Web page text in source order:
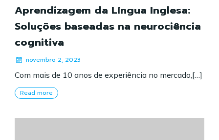
Aprendizagem da Língua Inglesa:
Soluções baseadas na neurociência
cognitiva
novembro 2, 2023
Com mais de 10 anos de experiência no mercado,[…]
Read more